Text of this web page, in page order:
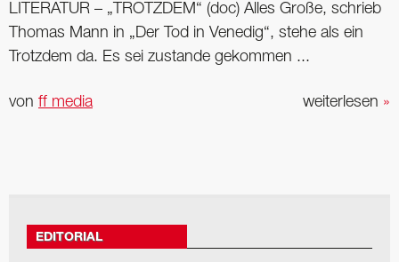
LITERATUR – „TROTZDEM“ (doc) Alles Große, schrieb
Thomas Mann in „Der Tod in Venedig“, stehe als ein
Trotzdem da. Es sei zustande gekommen ...
weiterlesen »
von ff media
EDITORIAL